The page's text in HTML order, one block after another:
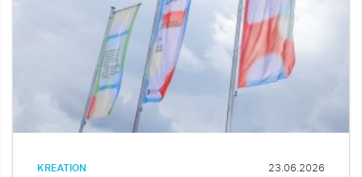
KREATION 23.06.2026